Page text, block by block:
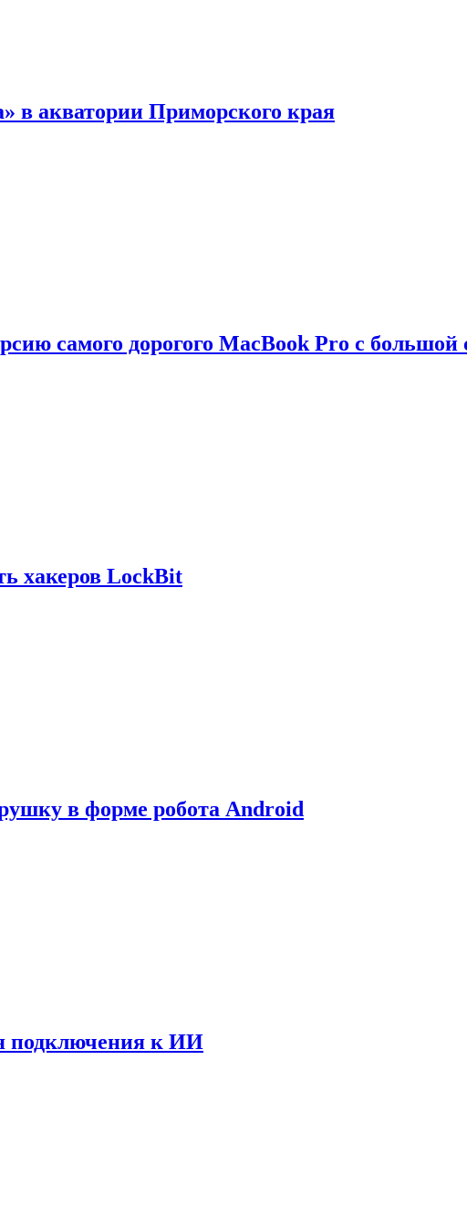
в акватории Приморского края
самого дорогого MacBook Pro с большой
хакеров LockBit
в форме робота Android
подключения к ИИ